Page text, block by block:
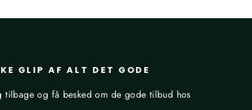
GLIP AF ALT DET GODE
tilbage og få besked om de gode tilbud hos